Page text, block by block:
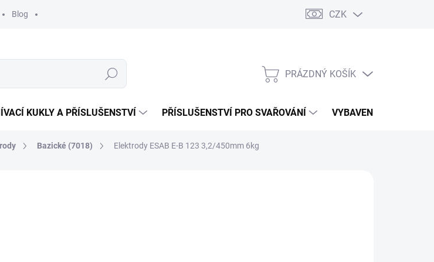
Blog CZK
Hledat
NÁKUPNÍ
PRÁZDNÝ KOŠÍK
KUKLY A PŘÍSLUŠENSTVÍ PŘÍSLUŠENSTVÍ PRO SVAŘOVÁNÍ VYBAVENÍ DÍLNY PRO
Bazické (7018) Elektrody ESAB E-B 123 3,2/450mm 6kg